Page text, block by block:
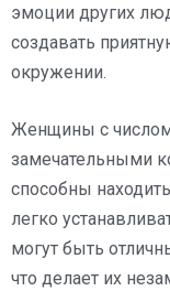
эмоции других
создавать
окружении.
Женщины с
замечательными
способны
легко
могут быть
что делает их